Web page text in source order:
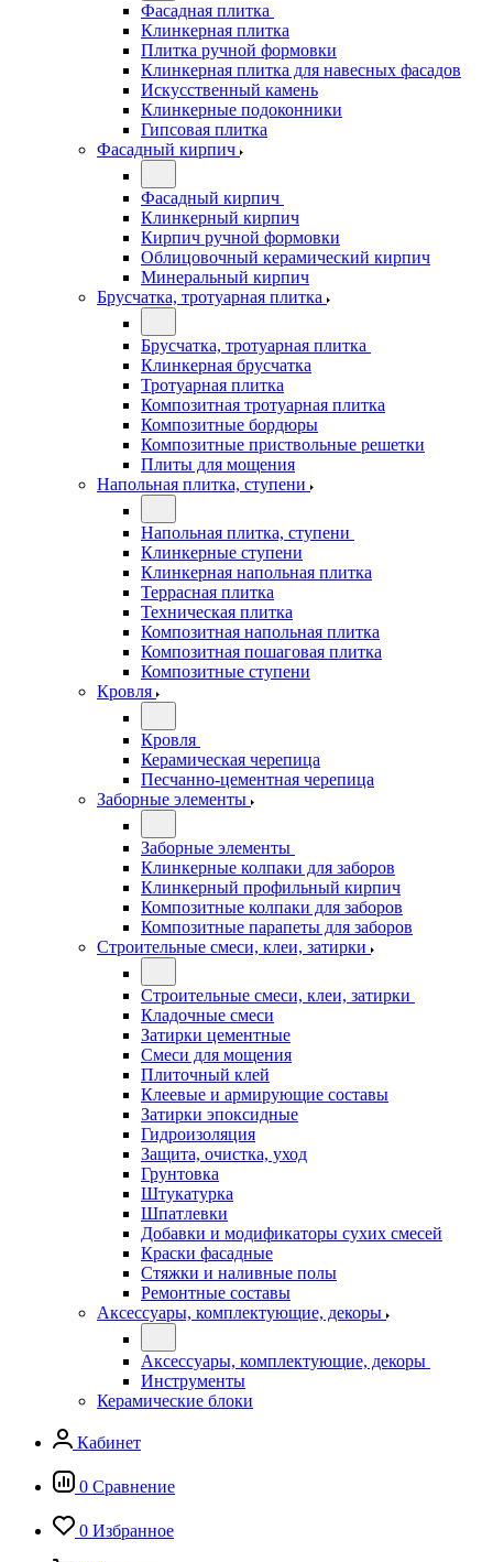
Фасадная плитка
Клинкерная плитка
Плитка ручной формовки
Клинкерная плитка для навесных фасадов
Искусственный камень
Клинкерные подоконники
Гипсовая плитка
Фасадный кирпич
Фасадный кирпич
Клинкерный кирпич
Кирпич ручной формовки
Облицовочный керамический кирпич
Минеральный кирпич
Брусчатка, тротуарная плитка
Брусчатка, тротуарная плитка
Клинкерная брусчатка
Тротуарная плитка
Композитная тротуарная плитка
Композитные бордюры
Композитные приствольные решетки
Плиты для мощения
Напольная плитка, ступени
Напольная плитка, ступени
Клинкерные ступени
Клинкерная напольная плитка
Террасная плитка
Техническая плитка
Композитная напольная плитка
Композитная пошаговая плитка
Композитные ступени
Кровля
Кровля
Керамическая черепица
Песчанно-цементная черепица
Заборные элементы
Заборные элементы
Клинкерные колпаки для заборов
Клинкерный профильный кирпич
Композитные колпаки для заборов
Композитные парапеты для заборов
Строительные смеси, клеи, затирки
Строительные смеси, клеи, затирки
Кладочные смеси
Затирки цементные
Смеси для мощения
Плиточный клей
Клеевые и армирующие составы
Затирки эпоксидные
Гидроизоляция
Защита, очистка, уход
Грунтовка
Штукатурка
Шпатлевки
Добавки и модификаторы сухих смесей
Краски фасадные
Стяжки и наливные полы
Ремонтные составы
Аксессуары, комплектующие, декоры
Аксессуары, комплектующие, декоры
Инструменты
Керамические блоки
Кабинет
0 Сравнение
0 Избранное